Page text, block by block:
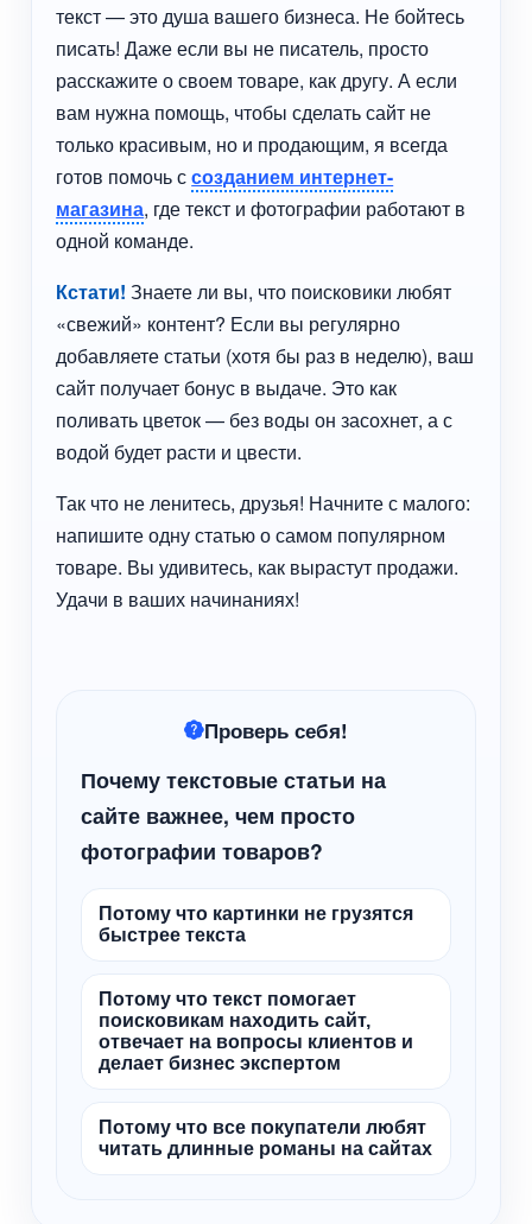
текст — это душа вашего бизнеса. Не бойтесь
писать! Даже если вы не писатель, просто
расскажите о своем товаре, как другу. А если
вам нужна помощь, чтобы сделать сайт не
только красивым, но и продающим, я всегда
готов помочь ссозданием интернет-
магазина, где текст и фотографии работают в
одной команде.
Кстати! Знаете ли вы, что поисковики любят
«свежий» контент? Если вы регулярно
добавляете статьи (хотя бы раз в неделю), ваш
сайт получает бонус в выдаче. Это как
поливать цветок — без воды он засохнет, а с
водой будет расти и цвести.
Так что не ленитесь, друзья! Начните с малого:
напишите одну статью о самом популярном
товаре. Вы удивитесь, как вырастут продажи.
Удачи в ваших начинаниях!
Проверь себя!
Почему текстовые статьи на
сайте важнее, чем просто
фотографии товаров?
Потому что картинки не грузятся
быстрее текста
Потому что текст помогает
поисковикам находить сайт,
отвечает на вопросы клиентов и
делает бизнес экспертом
Потому что все покупатели любят
читать длинные романы на сайтах